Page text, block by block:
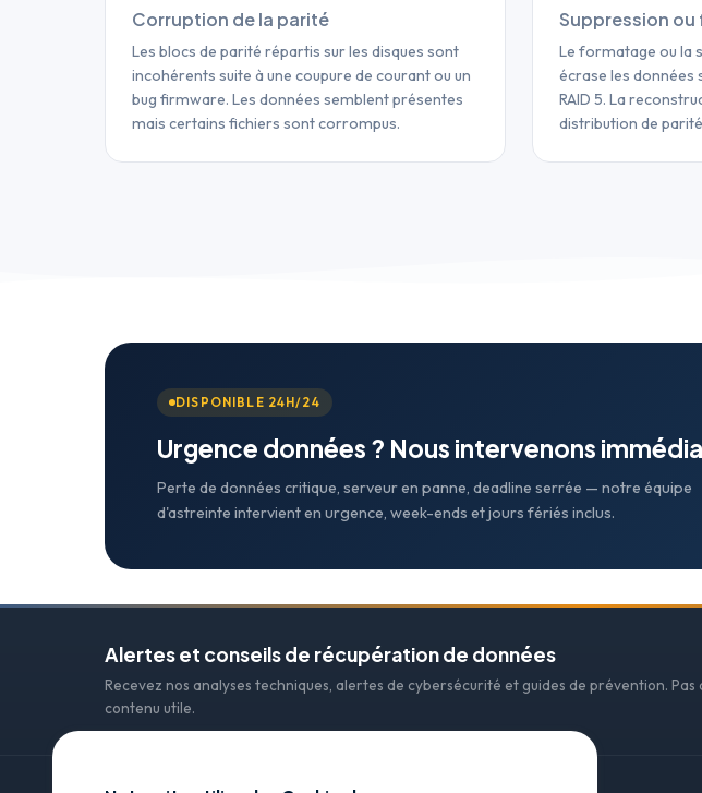
Corruption de la parité
Les blocs de parité répartis sur les disques sont
incohérents suite à une coupure de courant ou un
bug firmware. Les données semblent présentes
mais certains fichiers sont corrompus.
Suppression
Le formatage ou la
écrase les données
RAID 5. La
distribution de
DISPONIBLE 24H/24
Urgence données ? Nous intervenons
Perte de données critique, serveur en panne, deadline serrée — notre équipe
d'astreinte intervient en urgence, week-ends et jours fériés inclus.
Alertes et conseils de récupération de données
Recevez nos analyses techniques, alertes de cybersécurité et guides de prévention.
contenu utile.